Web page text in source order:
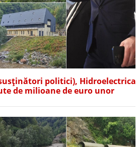
politici), Hidroelectrica
de milioane de euro unor